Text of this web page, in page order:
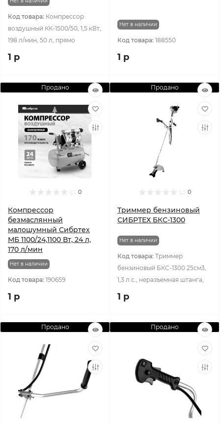
Код товара: Компрессор
воздушный КК-1500/50, 1,5 кВт,
198 л/мин, 50 л, прямо
1 р
Нет в наличии
Код товара: 188550
1 р
Продано
0
Компрессор
безмаслянный
малошумный Сибртех
МБ 1100/24,1100 Вт, 24 л,
170 л/мин
Нет в наличии
Код товара: 190659
1 р
Продано
0
Триммер бензиновый
СИБРТЕХ БКС-1300
Нет в наличии
Код товара: Триммер
бензиновый БКС-1300 25см3,
1,3 л.с., неразъемная штанга,
1 р
Продано Продано